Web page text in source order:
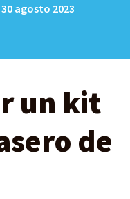
30 agosto 2023
un kit
de